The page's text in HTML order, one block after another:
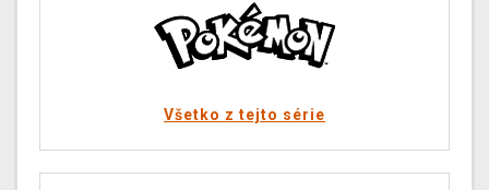
Všetko z tejto série